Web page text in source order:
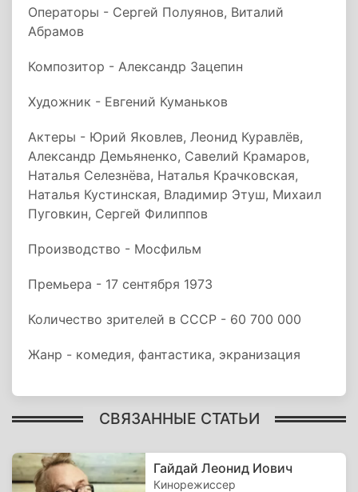
Операторы - Сергей Полуянов, Виталий
Абрамов
Композитор - Александр Зацепин
Художник - Евгений Куманьков
Актеры - Юрий Яковлев, Леонид Куравлёв,
Александр Демьяненко, Савелий Крамаров,
Наталья Селезнёва, Наталья Крачковская,
Наталья Кустинская, Владимир Этуш, Михаил
Пуговкин, Сергей Филиппов
Производство - Мосфильм
Премьера - 17 сентября 1973
Количество зрителей в СССР - 60 700 000
Жанр - комедия, фантастика, экранизация
СВЯЗАННЫЕ СТАТЬИ
Гайдай Леонид Иович
Кинорежиссер